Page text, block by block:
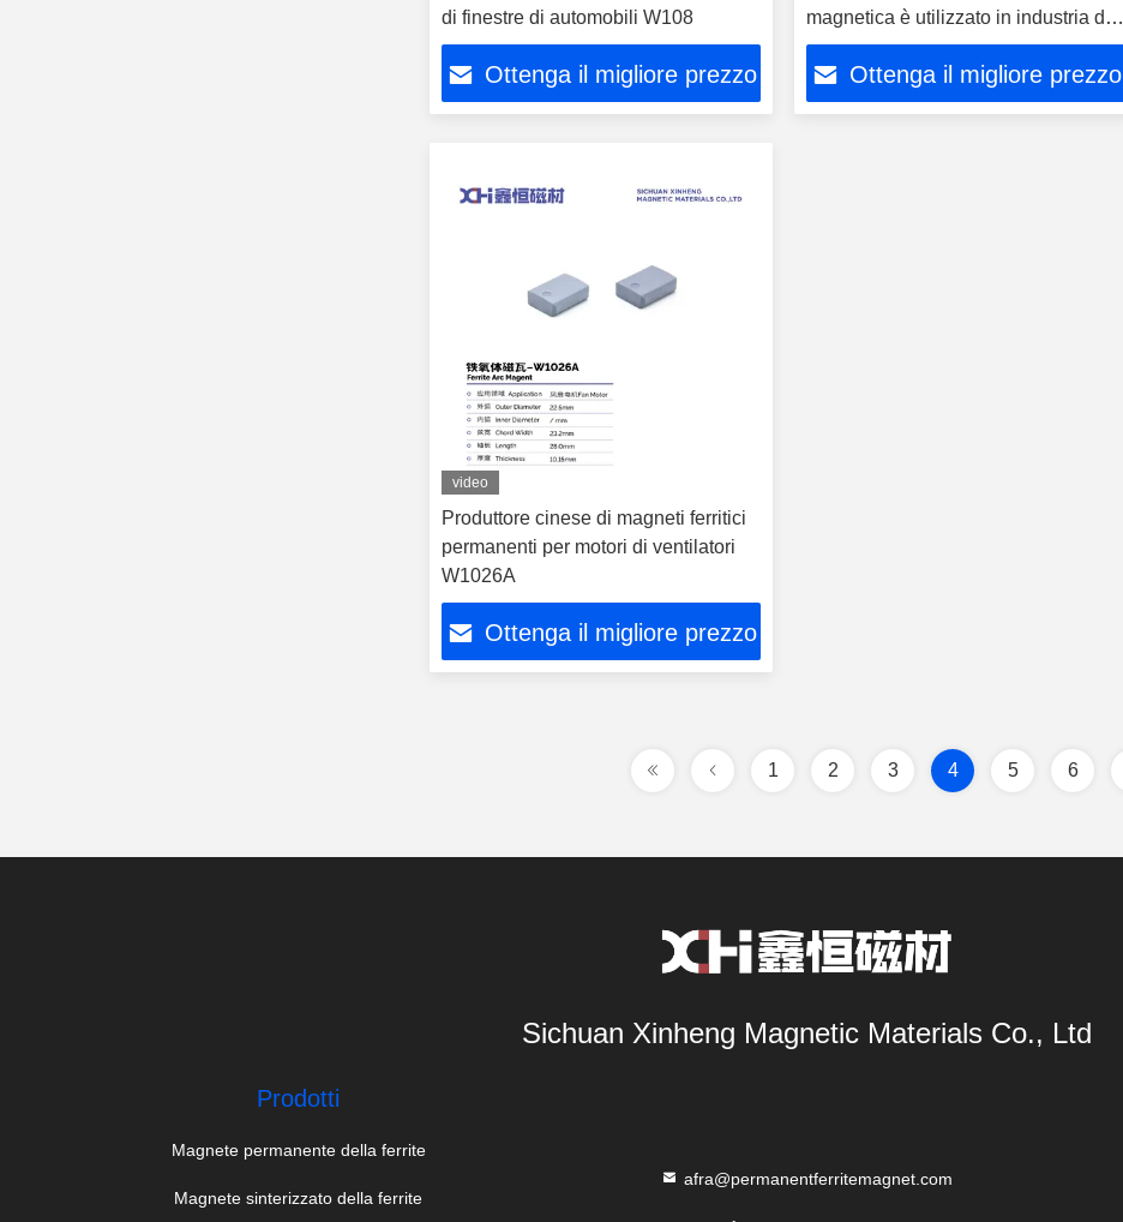
di finestre di automobili W108
Ottenga il migliore prezzo
magnetica è utilizzato in industria di
alto livello
Ottenga il migliore prezzo
video
Produttore cinese di magneti ferritici
permanenti per motori di ventilatori
W1026A
Ottenga il migliore prezzo
1 2 3 4 5 6
Sichuan Xinheng Magnetic Materials Co., Ltd
Prodotti
Magnete permanente della ferrite
Magnete sinterizzato della ferrite
afra@permanentferritemagnet.com